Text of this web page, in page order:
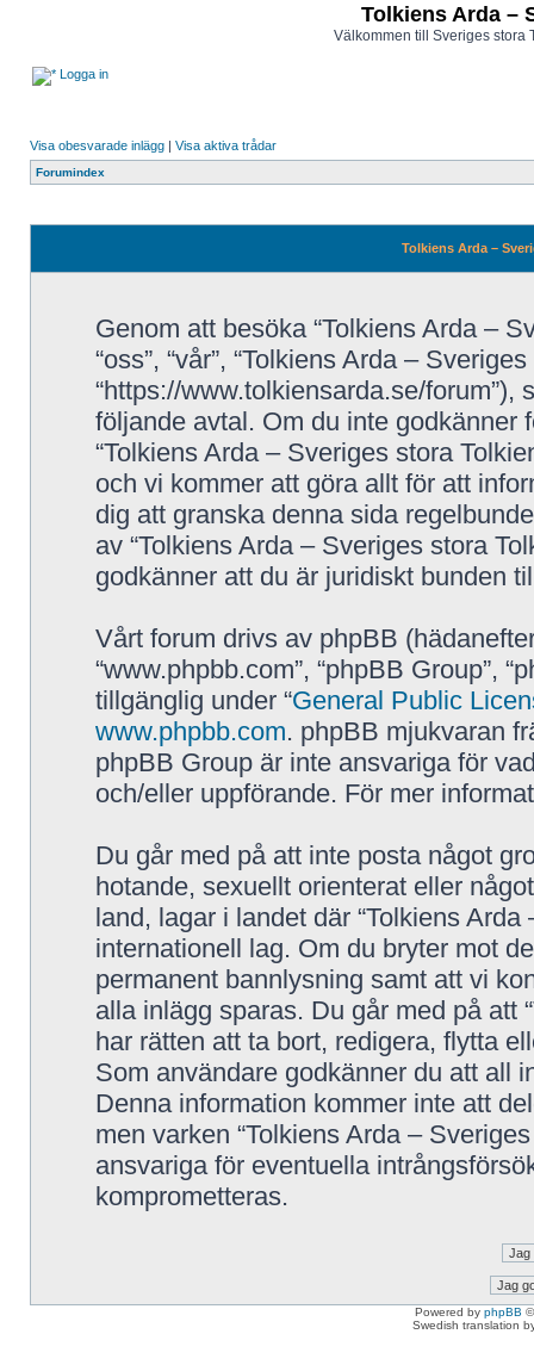
Tolkiens Arda –
Välkommen till Sveriges stora
Logga in
Visa obesvarade inlägg | Visa aktiva trådar
Forumindex
Tolkiens Arda –
Genom att besöka “Tolkiens Arda –
“oss”, “vår”, “Tolkiens Arda –
“https://www.tolkiensarda.se/
följande avtal. Om du inte godkänner
“Tolkiens Arda – Sveriges stora
och vi kommer att göra allt för att
dig att granska denna sida
av “Tolkiens Arda – Sveriges stora
godkänner att du är juridiskt bunden
Vårt forum drivs av phpBB (hädanefter
“www.phpbb.com”, “phpBB Group”,
tillgänglig under “General Public
www.phpbb.com. phpBB mjukvaran
phpBB Group är inte ansvariga för
och/eller uppförande. För mer
Du går med på att inte posta något
hotande, sexuellt orienterat eller
land, lagar i landet där “Tolkiens
internationell lag. Om du bryter mot
permanent bannlysning samt att vi
alla inlägg sparas. Du går med på att
har rätten att ta bort, redigera, flytta
Som användare godkänner du att all
Denna information kommer inte att
men varken “Tolkiens Arda –
ansvariga för eventuella
komprometteras.
Powered by phpBB
Swedish translation